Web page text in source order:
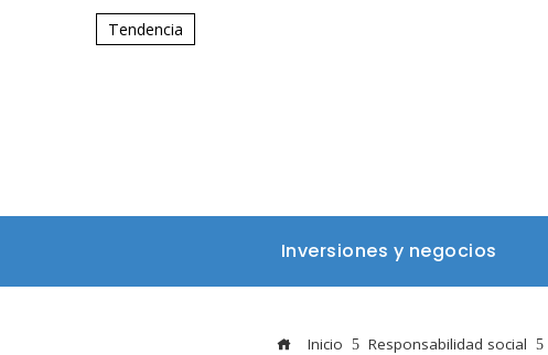
Tendencia
Inversiones y negocios
Inicio Responsabilidad social